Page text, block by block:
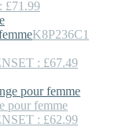
£71.99
K8P236C1
: £67.49
pour femme
: £62.99